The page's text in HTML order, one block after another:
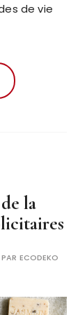
de vie
la
PAR ECODEKO